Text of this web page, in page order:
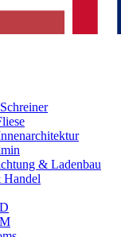
& Ladenbau
Handel